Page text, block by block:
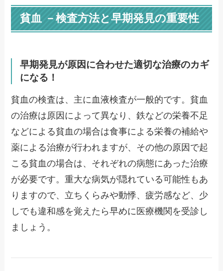
貧血 －検査方法と早期発見の重要性
早期発見が原因に合わせた適切な治療のカギ
になる！
貧血の検査は、主に血液検査が一般的です。貧血
の治療は原因によって異なり、鉄などの栄養不足
などによる貧血の場合は食事による栄養の補給や
薬による治療が行われますが、その他の原因で起
こる貧血の場合は、それぞれの病態にあった治療
が必要です。重大な病気が隠れている可能性もあ
りますので、立ちくらみや動悸、疲労感など、少
しでも違和感を覚えたら早めに医療機関を受診し
ましょう。